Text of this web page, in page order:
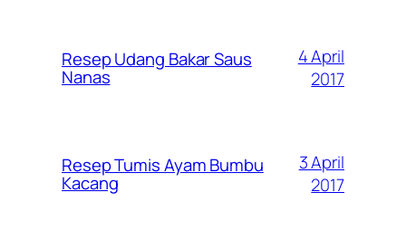
Resep Udang Bakar Saus
Nanas
4 April
2017
Resep Tumis Ayam Bumbu
Kacang
3 April
2017